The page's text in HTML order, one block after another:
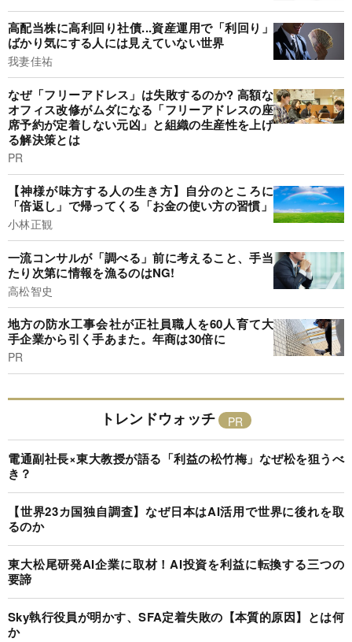
高配当株に高利回り社債...資産運用で「利回り」
ばかり気にする人には見えていない世界
我妻佳祐
なぜ「フリーアドレス」は失敗するのか? 高額な
オフィス改修がムダになる「フリーアドレスの座
席予約が定着しない元凶」と組織の生産性を上げ
る解決策とは
PR
【神様が味方する人の生き方】自分のところに
「倍返し」で帰ってくる「お金の使い方の習慣」
小林正観
一流コンサルが「調べる」前に考えること、手当
たり次第に情報を漁るのはNG!
高松智史
地方の防水工事会社が正社員職人を60人育て大
手企業から引く手あまた。年商は30倍に
PR
トレンドウォッチ
電通副社長×東大教授が語る「利益の松竹梅」なぜ松を狙うべ
き？
【世界23カ国独自調査】なぜ日本はAI活用で世界に後れを取
るのか
東大松尾研発AI企業に取材！AI投資を利益に転換する三つの
要諦
Sky執行役員が明かす、SFA定着失敗の【本質的原因】とは何
か